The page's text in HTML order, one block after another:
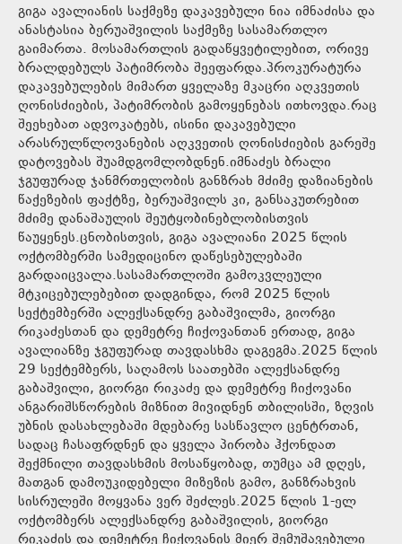
გიგა ავალიანის საქმეზე დაკავებული ნია იმნაძისა და
ანასტასია ბერუაშვილის საქმეზე სასამართლო
გაიმართა. მოსამართლის გადაწყვეტილებით, ორივე
ბრალდებულს პატიმრობა შეეფარდა.პროკურატურა
დაკავებულების მიმართ ყველაზე მკაცრი აღკვეთის
ღონისძიების, პატიმრობის გამოყენებას ითხოვდა.რაც
შეეხებათ ადვოკატებს, ისინი დაკავებული
არასრულწლოვანების აღკვეთის ღონისძიების გარეშე
დატოვებას შუამდგომლობდნენ.იმნაძეს ბრალი
ჯგუფურად ჯანმრთელობის განზრახ მძიმე დაზიანების
წაქეზების ფაქტზე, ბერუაშვილს კი, განსაკუთრებით
მძიმე დანაშაულის შეუტყობინებლობისთვის
წაუყენეს.ცნობისთვის, გიგა ავალიანი 2025 წლის
ოქტომბერში სამედიცინო დაწესებულებაში
გარდაიცვალა.სასამართლოში გამოკვლეული
მტკიცებულებებით დადგინდა, რომ 2025 წლის
სექტემბერში ალექსანდრე გაბაშვილმა, გიორგი
რიკაძესთან და დემეტრე ჩიქოვანთან ერთად, გიგა
ავალიანზე ჯგუფურად თავდასხმა დაგეგმა.2025 წლის
29 სექტემბერს, საღამოს საათებში ალექსანდრე
გაბაშვილი, გიორგი რიკაძე და დემეტრე ჩიქოვანი
ანგარიშსწორების მიზნით მივიდნენ თბილისში, ზღვის
უბნის დასახლებაში მდებარე სასწავლო ცენტრთან,
სადაც ჩასაფრდნენ და ყველა პირობა ჰქონდათ
შექმნილი თავდასხმის მოსაწყობად, თუმცა ამ დღეს,
მათგან დამოუკიდებელი მიზეზის გამო, განზრახვის
სისრულეში მოყვანა ვერ შეძლეს.2025 წლის 1-ელ
ოქტომბერს ალექსანდრე გაბაშვილის, გიორგი
რიკაძის და დემეტრე ჩიქოვანის მიერ შემუშავებული